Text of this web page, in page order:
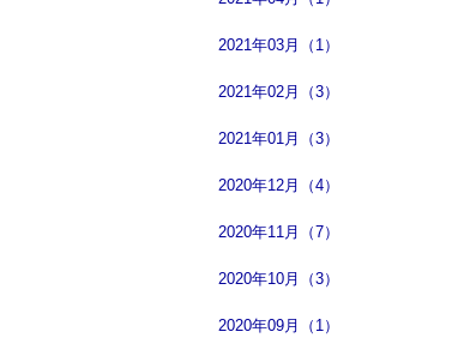
2021年03月（1）
2021年02月（3）
2021年01月（3）
2020年12月（4）
2020年11月（7）
2020年10月（3）
2020年09月（1）